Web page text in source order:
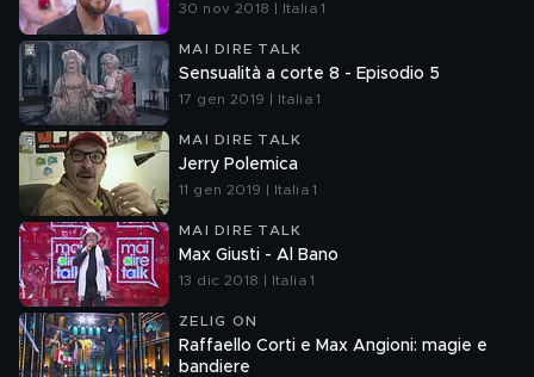
30 nov 2018 | Italia 1
MAI DIRE TALK
Sensualità a corte 8 - Episodio 5
17 gen 2019 | Italia 1
MAI DIRE TALK
Jerry Polemica
11 gen 2019 | Italia 1
MAI DIRE TALK
Max Giusti - Al Bano
13 dic 2018 | Italia 1
ZELIG ON
Raffaello Corti e Max Angioni: magie e
bandiere